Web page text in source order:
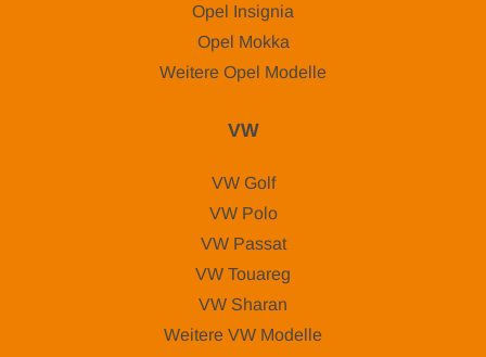
Opel Insignia
Opel Mokka
Weitere Opel Modelle
VW
VW Golf
VW Polo
VW Passat
VW Touareg
VW Sharan
Weitere VW Modelle